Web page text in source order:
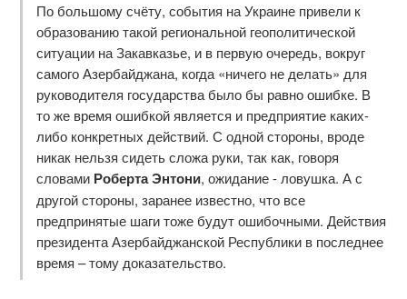
По большому счёту, события на Украине привели к
образованию такой региональной геополитической
ситуации на Закавказье, и в первую очередь, вокруг
самого Азербайджана, когда «ничего не делать» для
руководителя государства было бы равно ошибке. В
то же время ошибкой является и предприятие каких-
либо конкретных действий. С одной стороны, вроде
никак нельзя сидеть сложа руки, так как, говоря
словами Роберта Энтони, ожида­ние - ловушка. А с
другой стороны, заранее известно, что все
предпринятые шаги тоже будут ошибочными. Действия
президента Азербайджанской Республики в последнее
время – тому доказательство.